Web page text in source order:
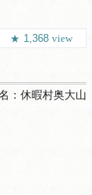
1,368 view
： 休暇村奥大山